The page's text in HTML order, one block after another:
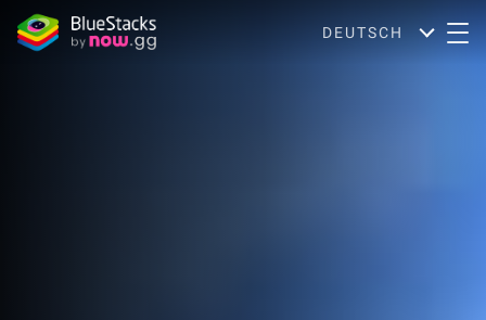
DEUTSCH